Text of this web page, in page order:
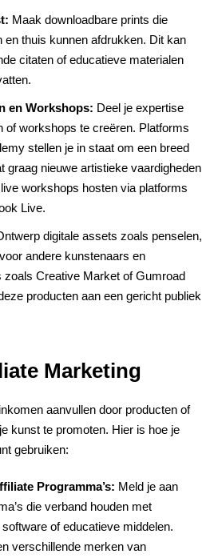
Maak downloadbare prints die
en thuis kunnen afdrukken. Dit kan
citaten of educatieve materialen
en Workshops: Deel je expertise
of workshops te creëren. Platforms
stellen je in staat om een breed
graag nieuwe artistieke vaardigheden
workshops hosten via platforms
Live.
digitale assets zoals penselen,
andere kunstenaars en
zoals Creative Market of Gumroad
producten aan een gericht publiek
Marketing
aanvullen door producten of
kunst te promoten. Hier is hoe je
gebruiken:
Programma’s: Meld je aan
die verband houden met
of educatieve middelen.
verschillende merken van